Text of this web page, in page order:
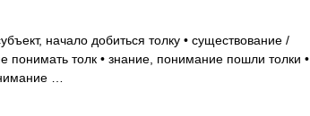
начало добиться толку • существование /
понимать толк • знание, понимание пошли толки •
…